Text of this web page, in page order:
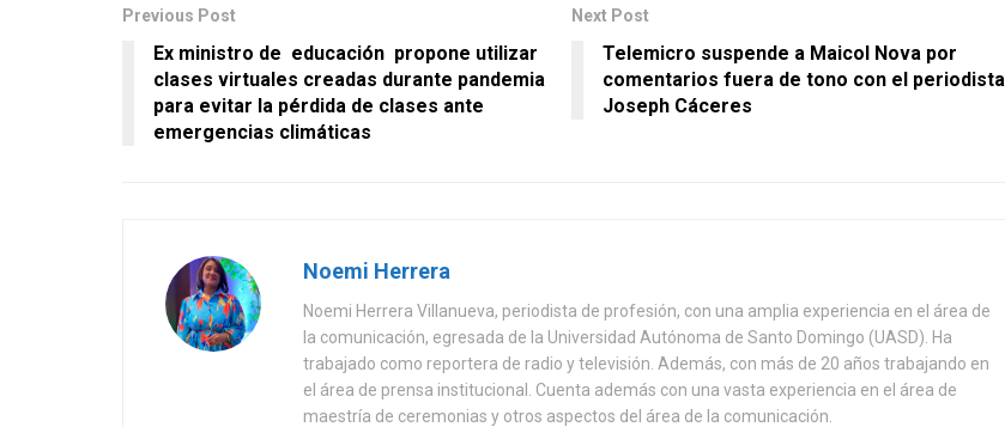
Previous Post
Ex ministro de educación propone utilizar
clases virtuales creadas durante pandemia
para evitar la pérdida de clases ante
emergencias climáticas
Next Post
Telemicro suspende a Maicol Nova por
comentarios fuera de tono con el periodista
Joseph Cáceres
Noemi Herrera
Noemi Herrera Villanueva, periodista de profesión, con una amplia experiencia en el área de
la comunicación, egresada de la Universidad Autónoma de Santo Domingo (UASD). Ha
trabajado como reportera de radio y televisión. Además, con más de 20 años trabajando en
el área de prensa institucional. Cuenta además con una vasta experiencia en el área de
maestría de ceremonias y otros aspectos del área de la comunicación.